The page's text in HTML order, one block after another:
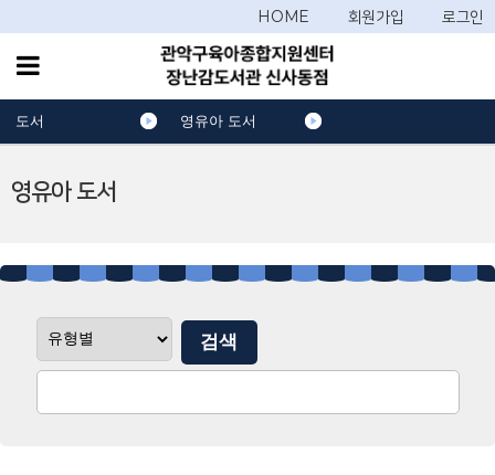
HOME 회원가입 로그인
영유아 도서
도서 영유아 도서